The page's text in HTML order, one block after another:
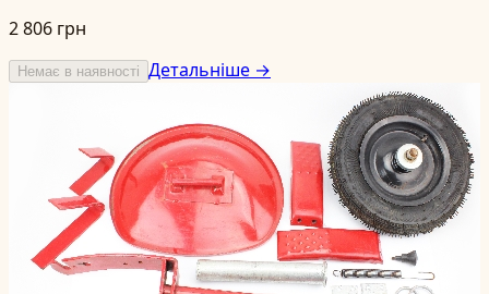
2 806 грн
Немає в наявності Детальніше →